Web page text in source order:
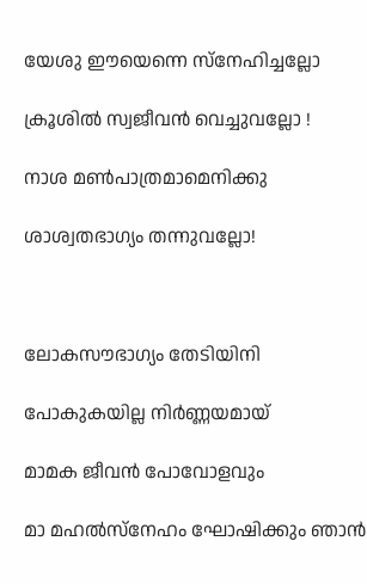
യേശു ഈയെന്നെ സ്നേഹിച്ചല്ലോ
ക്രൂശിൽ സ്വജീവൻ വെച്ചുവല്ലോ !
നാശ മൺപാത്രമാമെനിക്കു
ശാശ്വതഭാഗ്യം തന്നുവല്ലോ!
ലോകസൗഭാഗ്യം തേടിയിനി
പോകുകയില്ല നിർണ്ണയമായ്
മാമക ജീവൻ പോവോളവും
മാ മഹൽസ്നേഹം ഘോഷിക്കും ഞാൻ